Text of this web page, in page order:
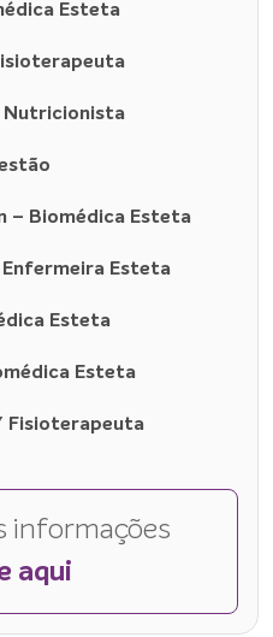
Esteta
Nutricionista
– Biomédica Esteta
Esteta
Esteta
Esteta
Fisioterapeuta
informações
aqui